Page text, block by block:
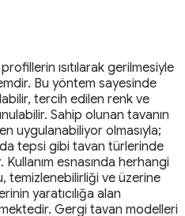
ısıtılarak gerilmesiyle
Bu yöntem sayesinde
tercih edilen renk ve
Sahip olunan tavanın
uygulanabiliyor olmasıyla;
tepsi gibi tavan türlerinde
Kullanım esnasında herhangi
temizlenebilirliği ve üzerine
yaratıcılığa alan
Gergi tavan modelleri